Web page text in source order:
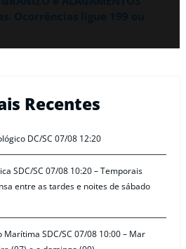
Recentes
DC/SC 07/08 12:20
SDC/SC 07/08 10:20 – Temporais
entre as tardes e noites de sábado
SDC/SC 07/08 10:00 – Mar